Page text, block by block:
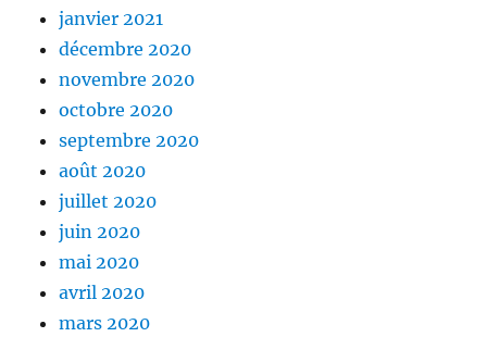
janvier 2021
décembre 2020
novembre 2020
octobre 2020
septembre 2020
août 2020
juillet 2020
juin 2020
mai 2020
avril 2020
mars 2020